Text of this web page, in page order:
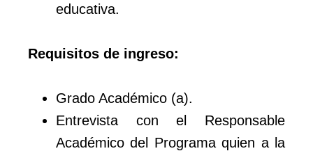
educativa.
Requisitos de ingreso:
Grado Académico (a).
Entrevista con el Responsable
Académico del Programa quien a la